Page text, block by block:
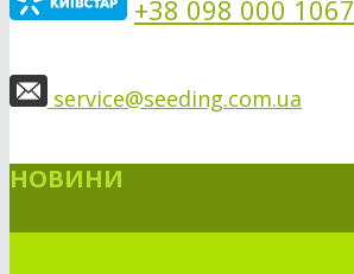
+38 098 000 1067
service@seeding.com.ua
НОВИНИ